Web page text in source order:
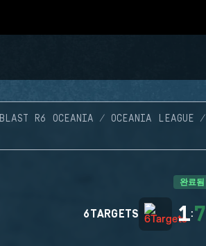
BLAST R6 OCEANIA OCEANIA LEAGUE
완료됨
6TARGETS 1:7